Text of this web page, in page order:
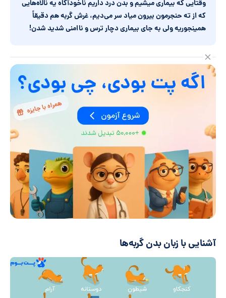
وقتایی که بیماری میشیم و بدن درد داریم ناخودآگاه یه نالاههایی
که از ته حنجرمون بیرون میاد سر میدیم، غرش گربه هم دقیقاً
همینجوریه ولی به جای بیماری دچار ترس و ناامنی شدید شدن!
آشنایی با زبان بدن گربه‌ها